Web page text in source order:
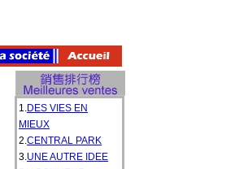
1.DES VIES EN
MIEUX
2.CENTRAL PARK
3.UNE AUTRE IDEE